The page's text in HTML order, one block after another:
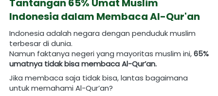
Tantangan 65% Umat Muslim
Indonesia dalam Membaca Al-Qur'an
Indonesia adalah negara dengan penduduk muslim
terbesar di dunia.
Namun faktanya negeri yang mayoritas muslim ini, 65%
umatnya tidak bisa membaca Al-Qur’an.
Jika membaca saja tidak bisa, lantas bagaimana
untuk memahami Al-Qur’an?